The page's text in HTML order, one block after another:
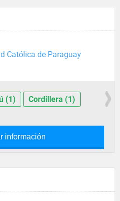
Católica de Paraguay
(1) Cordillera (1)
información